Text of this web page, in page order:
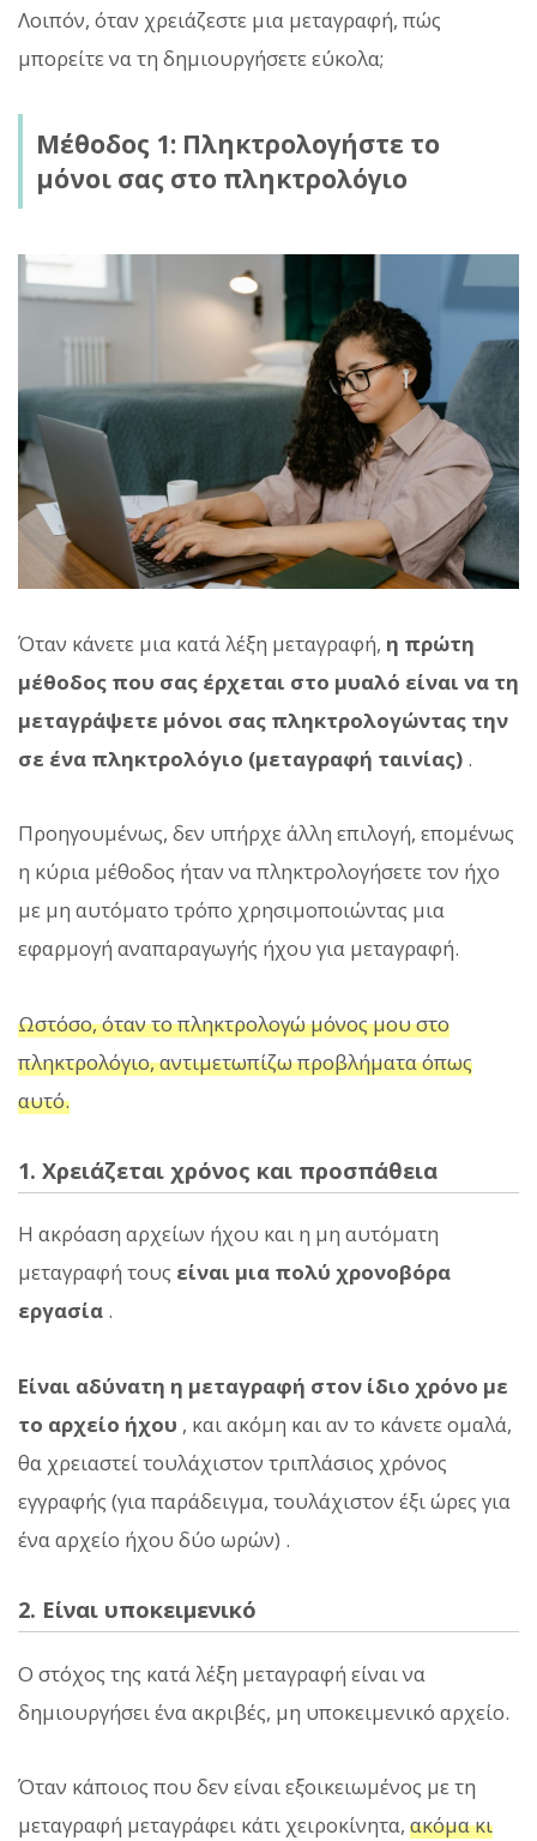
Λοιπόν, όταν χρειάζεστε μια μεταγραφή, πώς
μπορείτε να τη δημιουργήσετε εύκολα;
Μέθοδος 1: Πληκτρολογήστε το
μόνοι σας στο πληκτρολόγιο
Όταν κάνετε μια κατά λέξη μεταγραφή, η πρώτη
μέθοδος που σας έρχεται στο μυαλό είναι να τη
μεταγράψετε μόνοι σας πληκτρολογώντας την
σε ένα πληκτρολόγιο (μεταγραφή ταινίας) .
Προηγουμένως, δεν υπήρχε άλλη επιλογή, επομένως
η κύρια μέθοδος ήταν να πληκτρολογήσετε τον ήχο
με μη αυτόματο τρόπο χρησιμοποιώντας μια
εφαρμογή αναπαραγωγής ήχου για μεταγραφή.
Ωστόσο, όταν το πληκτρολογώ μόνος μου στο
πληκτρολόγιο, αντιμετωπίζω προβλήματα όπως
αυτό.
1. Χρειάζεται χρόνος και προσπάθεια
Η ακρόαση αρχείων ήχου και η μη αυτόματη
μεταγραφή τους είναι μια πολύ χρονοβόρα
εργασία .
Είναι αδύνατη η μεταγραφή στον ίδιο χρόνο με
το αρχείο ήχου , και ακόμη και αν το κάνετε ομαλά,
θα χρειαστεί τουλάχιστον τριπλάσιος χρόνος
εγγραφής (για παράδειγμα, τουλάχιστον έξι ώρες για
ένα αρχείο ήχου δύο ωρών) .
2. Είναι υποκειμενικό
Ο στόχος της κατά λέξη μεταγραφή είναι να
δημιουργήσει ένα ακριβές, μη υποκειμενικό αρχείο.
Όταν κάποιος που δεν είναι εξοικειωμένος με τη
μεταγραφή μεταγράφει κάτι χειροκίνητα, ακόμα κι